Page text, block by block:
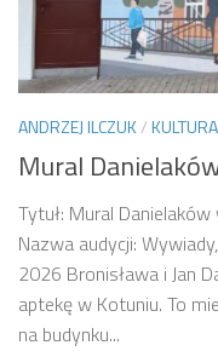
ANDRZEJ ILCZUK/
Mural
Tytuł: Mural
Nazwa audycji:
2026 Bronisława i Jan
aptekę w Kotuniu. To
na budynku...